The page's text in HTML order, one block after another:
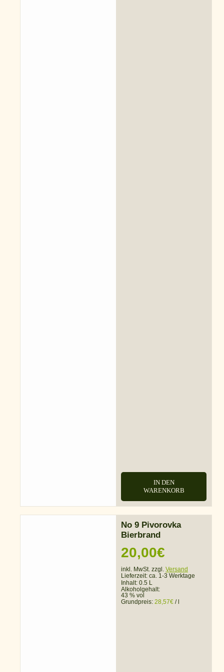
IN DEN
WARENKORB
No 9 Pivorovka
Bierbrand
20,00€
inkl. MwSt. zzgl. Versand
Lieferzeit: ca. 1-3 Werktage
Inhalt: 0.5 L
Alkoholgehalt:
43 % vol
Grundpreis: 28,57€ /